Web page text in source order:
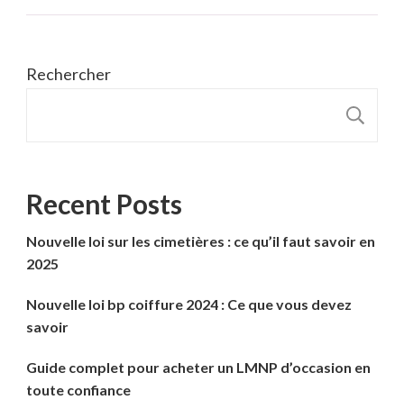
Rechercher
Recent Posts
Nouvelle loi sur les cimetières : ce qu’il faut savoir en
2025
Nouvelle loi bp coiffure 2024 : Ce que vous devez
savoir
Guide complet pour acheter un LMNP d’occasion en
toute confiance